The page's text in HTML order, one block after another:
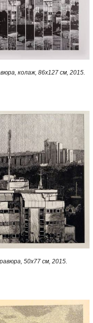
колаж, 86х127 см, 2015.
50х77 см, 2015.​